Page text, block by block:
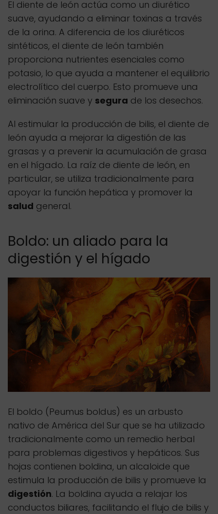
El diente de león actúa como un diurético
suave, ayudando a eliminar toxinas a través
de la orina. A diferencia de los diuréticos
sintéticos, el diente de león también
proporciona nutrientes esenciales como
potasio, lo que ayuda a mantener el equilibrio
electrolítico del cuerpo. Esto promueve una
eliminación suave y segura de los desechos.
Al estimular la producción de bilis, el diente de
león ayuda a mejorar la digestión de las
grasas y a prevenir la acumulación de grasa
en el hígado. La raíz de diente de león, en
particular, se utiliza tradicionalmente para
apoyar la función hepática y promover la
salud general.
Boldo: un aliado para la
digestión y el hígado
El boldo (Peumus boldus) es un arbusto
nativo de América del Sur que se ha utilizado
tradicionalmente como un remedio herbal
para problemas digestivos y hepáticos. Sus
hojas contienen boldina, un alcaloide que
estimula la producción de bilis y promueve la
digestión. La boldina ayuda a relajar los
conductos biliares, facilitando el flujo de bilis y